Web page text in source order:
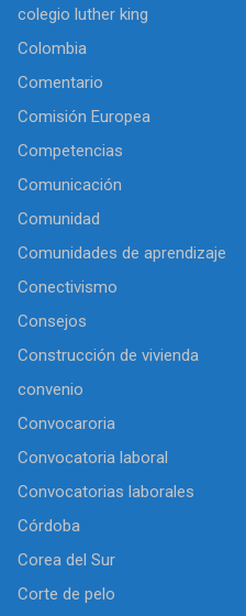
colegio luther king
Colombia
Comentario
Comisión Europea
Competencias
Comunicación
Comunidad
Comunidades de aprendizaje
Conectivismo
Consejos
Construcción de vivienda
convenio
Convocaroria
Convocatoria laboral
Convocatorias laborales
Córdoba
Corea del Sur
Corte de pelo